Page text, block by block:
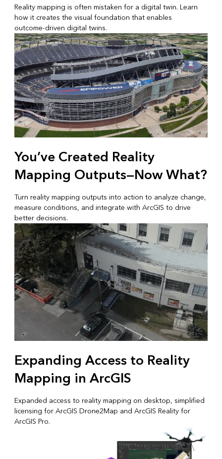
Reality mapping is often mistaken for a digital twin. Learn
how it creates the visual foundation that enables
outcome‑driven digital twins.
You’ve Created Reality
Mapping Outputs—Now What?
Turn reality mapping outputs into action to analyze change,
measure conditions, and integrate with ArcGIS to drive
better decisions.
Expanding Access to Reality
Mapping in ArcGIS
Expanded access to reality mapping on desktop, simplified
licensing for ArcGIS Drone2Map and ArcGIS Reality for
ArcGIS Pro.